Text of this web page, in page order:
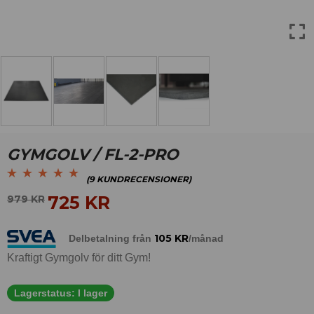
GYMGOLV / FL-2-PRO
5 baserat på
kundrecensioner
(9KUNDRECENSIONER)
979KR 725 KR
Delbetalning från 105 KR/månad
Kraftigt Gymgolv för ditt Gym!
Lagerstatus: I lager